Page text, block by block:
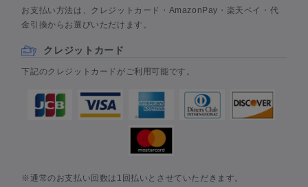
お支払い方法は、クレジットカード・AmazonPay・楽天ペイ・代
金引換からお選びいただけます。
クレジットカード
下記のクレジットカードがご利用可能です。
※通常のお支払い回数は1回払いとさせていただきます。